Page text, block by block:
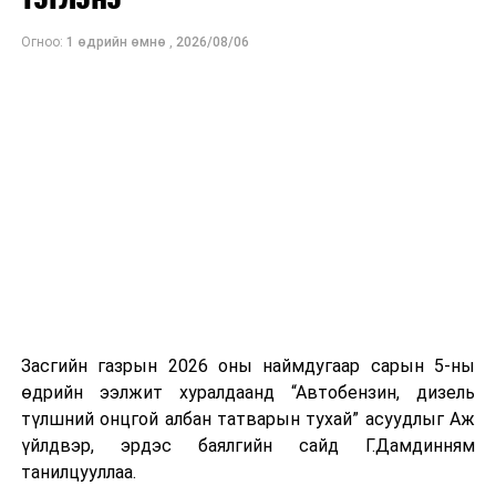
нийлүүлэлтийг тогтворжуулах хүрээнд бусад эх
Огноо: 1 өдрийн өмнө , 2026/08/06
Засгийн газрын 2026 оны наймдугаар сарын 5-ны
өдрийн ээлжит хуралдаанд “Автобензин, дизель
түлшний онцгой албан татварын тухай” асуудлыг Аж
үйлдвэр, эрдэс баялгийн сайд Г.Дамдинням
танилцууллаа.